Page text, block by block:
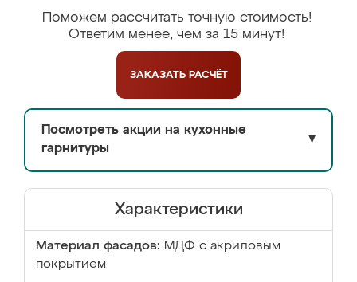
Поможем рассчитать точную стоимость!
Ответим менее, чем за 15 минут!
ЗАКАЗАТЬ РАСЧЁТ
Посмотреть акции на кухонные
гарнитуры
▼
Характеристики
Материал фасадов: МДФ с акриловым
покрытием